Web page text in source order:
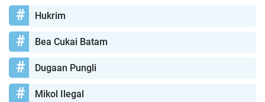
Hukrim
Bea Cukai Batam
Dugaan Pungli
Mikol Ilegal